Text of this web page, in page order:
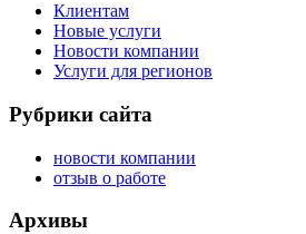
Клиентам
Новые услуги
Новости компании
Услуги для регионов
Рубрики сайта
новости компании
отзыв о работе
Архивы